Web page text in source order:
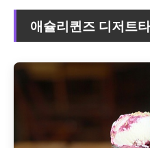
애슐리퀸즈 디저트